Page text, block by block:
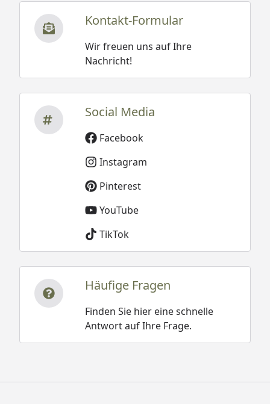
Kontakt-Formular
Wir freuen uns auf Ihre
Nachricht!
Social Media
Facebook
Instagram
Pinterest
YouTube
TikTok
Häufige Fragen
Finden Sie hier eine schnelle
Antwort auf Ihre Frage.